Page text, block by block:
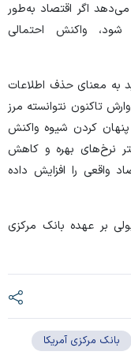
می‌دهد اگر اقتصاد به‌طور
شود، واکنش احتمالی
به معنای حذف اطلاعات
تاکنون نتوانسته مرز
کردن شیوه واکنش
نرخ‌های بهره و کاهش
واقعی را افزایش داده
بر عهده بانک مرکزی
بانک مرکزی آمریکا